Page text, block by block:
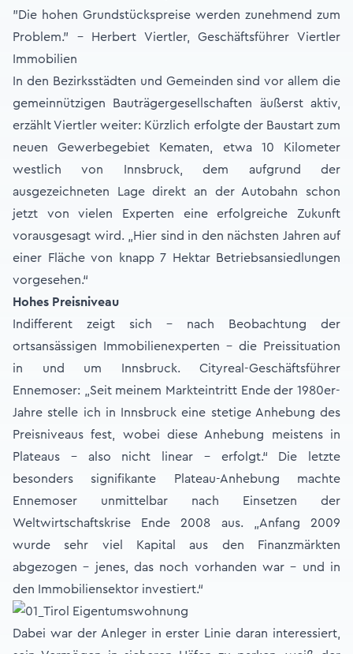
"Die hohen Grundstückspreise werden zunehmend zum
Problem." - Herbert Viertler, Geschäftsführer Viertler
Immobilien
In den Bezirksstädten und Gemeinden sind vor allem die
gemeinnützigen Bauträgergesellschaften äußerst aktiv,
erzählt Viertler weiter: Kürzlich erfolgte der Baustart zum
neuen Gewerbegebiet Kematen, etwa 10 Kilometer
westlich von Innsbruck, dem aufgrund der
ausgezeichneten Lage direkt an der Autobahn schon
jetzt von vielen Experten eine erfolgreiche Zukunft
vorausgesagt wird. „Hier sind in den nächsten Jahren auf
einer Fläche von knapp 7 Hektar Betriebsansiedlungen
vorgesehen.“
Hohes Preisniveau
Indifferent zeigt sich – nach Beobachtung der
ortsansässigen Immobilienexperten – die Preissituation
in und um Innsbruck. Cityreal-Geschäftsführer
Ennemoser: „Seit meinem Markteintritt Ende der 1980er-
Jahre stelle ich in Innsbruck eine stetige Anhebung des
Preisniveaus fest, wobei diese Anhebung meistens in
Plateaus – also nicht linear – erfolgt.“ Die letzte
besonders signifikante Plateau-Anhebung machte
Ennemoser unmittelbar nach Einsetzen der
Weltwirtschaftskrise Ende 2008 aus. „Anfang 2009
wurde sehr viel Kapital aus den Finanzmärkten
abgezogen - jenes, das noch vorhanden war - und in
den Immobiliensektor investiert.“
Dabei war der Anleger in erster Linie daran interessiert,